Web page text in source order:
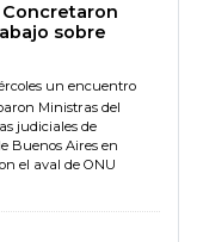
sobre
un encuentro
Ministras del
judiciales de
Buenos Aires en
el aval de ONU